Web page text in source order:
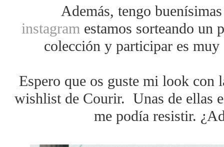
Además, tengo
instagram estamos sorteando un
colección y participar es
Espero que os guste mi look con
wishlist de Courir. Unas de ellas
me podía resistir.